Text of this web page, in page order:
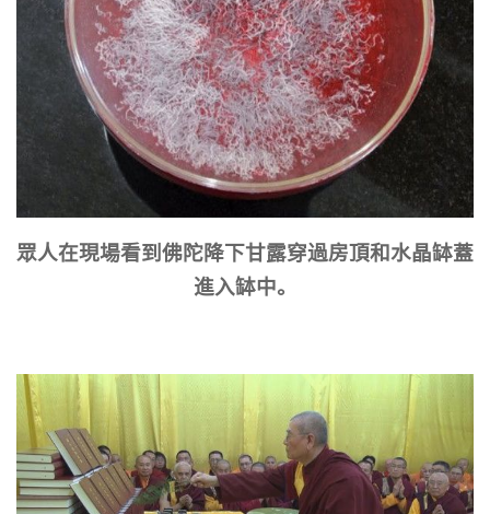
眾人在現場看到佛陀降下甘露穿過房頂和水晶缽蓋
進入缽中。